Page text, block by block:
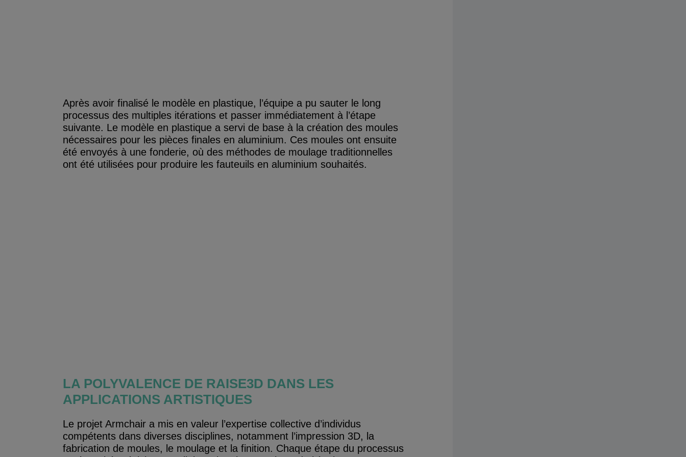
Après avoir finalisé le modèle en plastique, l’équipe a pu sauter le long
processus des multiples itérations et passer immédiatement à l’étape
suivante. Le modèle en plastique a servi de base à la création des moules
nécessaires pour les pièces finales en aluminium. Ces moules ont ensuite
été envoyés à une fonderie, où des méthodes de moulage traditionnelles
ont été utilisées pour produire les fauteuils en aluminium souhaités.
LA POLYVALENCE DE RAISE3D DANS LES
APPLICATIONS ARTISTIQUES
Le projet Armchair a mis en valeur l’expertise collective d’individus
compétents dans diverses disciplines, notamment l’impression 3D, la
fabrication de moules, le moulage et la finition. Chaque étape du processus